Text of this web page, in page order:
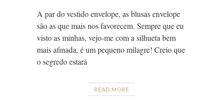
A par do vestido envelope, as blusas envelope
são as que mais nos favorecem. Sempre que eu
visto as minhas, vejo-me com a silhueta bem
mais afinada, é um pequeno milagre! Creio que
o segredo estará
READ MORE